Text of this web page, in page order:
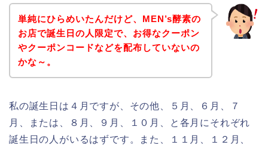
単純にひらめいたんだけど、MEN’s酵素の
お店で誕生日の人限定で、お得なクーポン
やクーポンコードなどを配布していないの
かな～。
私の誕生日は４月ですが、その他、５月、６月、７
月、または、８月、９月、１０月、と各月にそれぞれ
誕生日の人がいるはずです。また、１１月、１２月、